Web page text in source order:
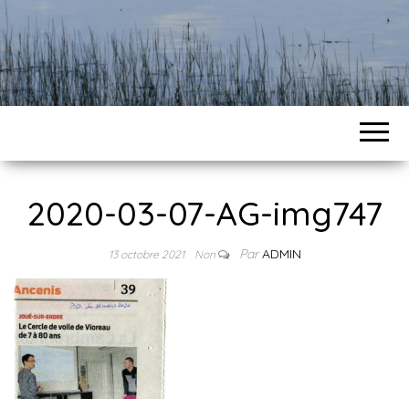
2020-03-07-AG-img747
13 octobre 2021 Non ParADMIN